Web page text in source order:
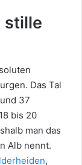
stille
Das Tal
37
bis 20
man das
Alb nennt.
,